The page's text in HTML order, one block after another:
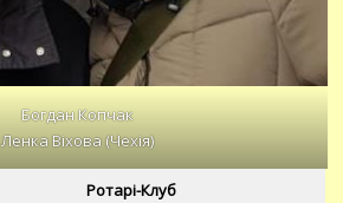
Богдан Копчак
Ленка Віхова (Чехія)
Ротарі-Клуб